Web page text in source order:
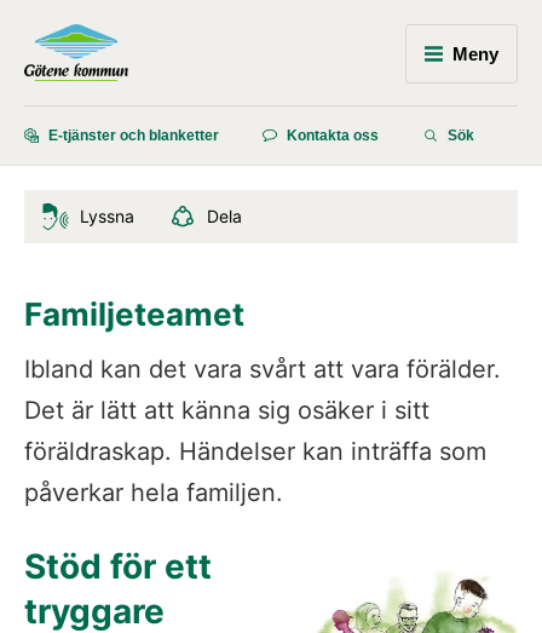
Meny
E-tjänster och blanketter Kontakta oss Sök
Lyssna Dela
Familjeteamet
Ibland kan det vara svårt att vara förälder.
Det är lätt att känna sig osäker i sitt
föräldraskap. Händelser kan inträffa som
påverkar hela familjen.
Stöd för ett
tryggare